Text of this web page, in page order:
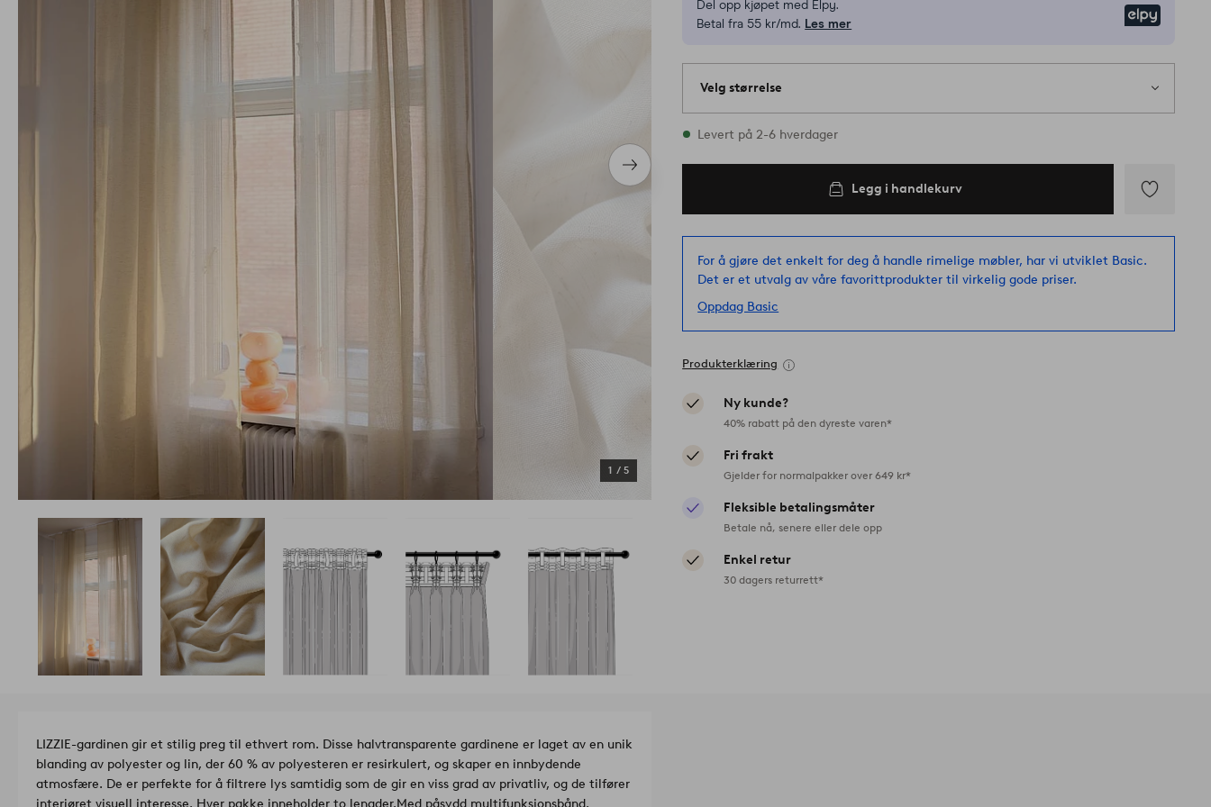
Neste
produkt
1 / 5
Del opp kjøpet med Elpy.
Betal fra 55 kr/md. Les mer
Velg størrelse
Alle størrelser finnes på lager
Levert på 2-6 hverdager
Legg i handlekurv
til
favoritter
For å gjøre det enkelt for deg å handle rimelige møbler, har vi utviklet Basic.
Det er et utvalg av våre favorittprodukter til virkelig gode priser.
Oppdag Basic
Produkterklæring
Ny kunde?
40% rabatt på den dyreste varen*
Fri frakt
Gjelder for normalpakker over 649 kr*
Fleksible betalingsmåter
Betale nå, senere eller dele opp
Enkel retur
30 dagers returrett*
LIZZIE-gardinen gir et stilig preg til ethvert rom. Disse halvtransparente gardinene er laget av en unik
blanding av polyester og lin, der 60 % av polyesteren er resirkulert, og skaper en innbydende
atmosfære. De er perfekte for å filtrere lys samtidig som de gir en viss grad av privatliv, og de tilfører
interiøret visuell interesse. Hver pakke inneholder to lengder.Med påsydd multifunksjonsbånd.